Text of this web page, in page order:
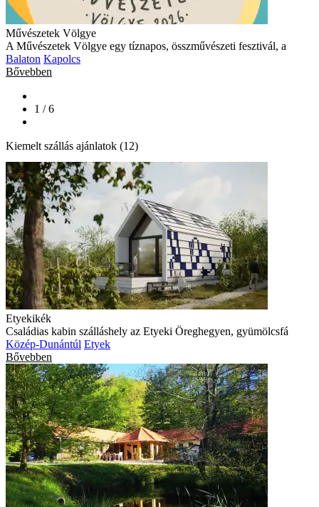
Művészetek Völgye
A Művészetek Völgye egy tíznapos, összművészeti fesztivál, a
Balaton Kapolcs
Bővebben
1 / 6
Kiemelt szállás ajánlatok (12)
Etyekikék
Családias kabin szálláshely az Etyeki Öreghegyen, gyümölcsfá
Közép-Dunántúl Etyek
Bővebben